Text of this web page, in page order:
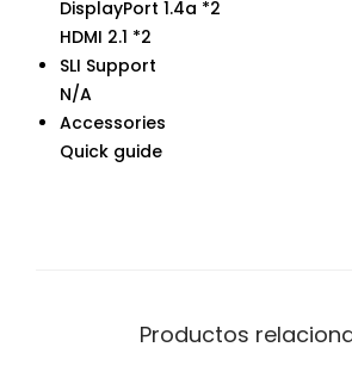
DisplayPort 1.4a *2
HDMI 2.1 *2
SLI Support
N/A
Accessories
Quick guide
Productos